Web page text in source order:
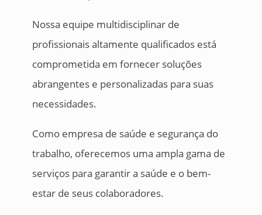
Nossa equipe multidisciplinar de
profissionais altamente qualificados está
comprometida em fornecer soluções
abrangentes e personalizadas para suas
necessidades.
Como empresa de saúde e segurança do
trabalho, oferecemos uma ampla gama de
serviços para garantir a saúde e o bem-
estar de seus colaboradores.